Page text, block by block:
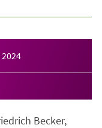
Becker,